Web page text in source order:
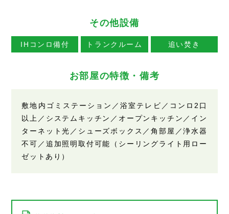
その他設備
IHコンロ備付 トランクルーム 追い焚き
お部屋の特徴・備考
敷地内ゴミステーション／浴室テレビ／コンロ2口
以上／システムキッチン／オープンキッチン／イン
ターネット光／シューズボックス／角部屋／浄水器
不可／追加照明取付可能（シーリングライト用ロー
ゼットあり）